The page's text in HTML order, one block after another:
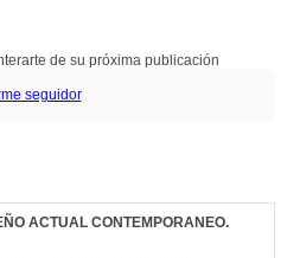
de su próxima publicación
seguidor
ACTUAL CONTEMPORANEO.